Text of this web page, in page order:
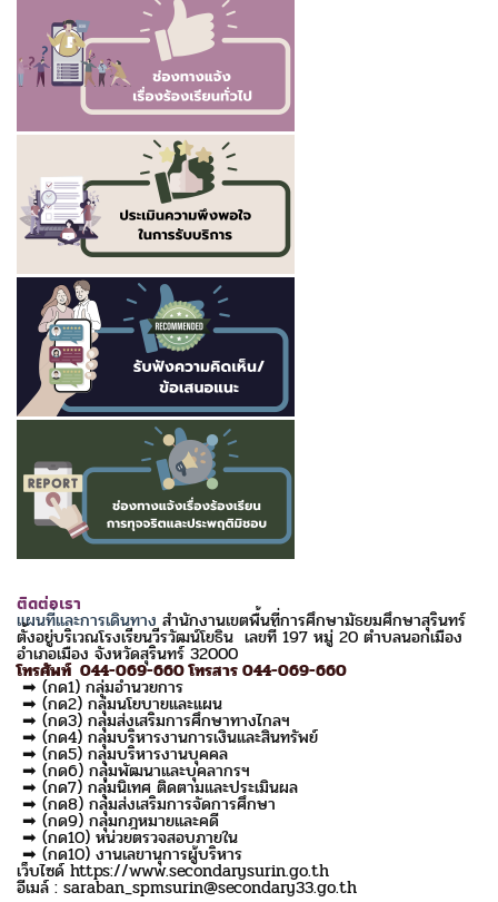
ติดต่อเรา
แผนที่และการเดินทางสำนักงานเขตพื้นที่การศึกษามัธยมศึกษาสุรินทร์
ตั้งอยู่บริเวณโรงเรียนวีรวัฒน์โยธิน เลขที่ 197 หมู่ 20 ตำบลนอกเมือง
อำเภอเมือง จังหวัดสุรินทร์ 32000
โทรศัพท์ 044-069-660 โทรสาร 044-069-660
➡ (กด1) กลุ่มอำนวยการ
➡ (กด2) กลุ่มนโยบายและแผน
➡ (กด3) กลุ่มส่งเสริมการศึกษาทางไกลฯ
➡ (กด4) กลุ่มบริหารงานการเงินและสินทรัพย์
➡ (กด5) กลุ่มบริหารงานบุคคล
➡ (กด6) กลุ่มพัฒนาและบุคลากรฯ
➡ (กด7) กลุ่มนิเทศ ติดตามและประเมินผล
➡ (กด8) กลุ่มส่งเสริมการจัดการศึกษา
➡ (กด9) กลุ่มกฎหมายและคดี
➡ (กด10) หน่วยตรวจสอบภายใน
➡ (กด10) งานเลขานุการผู้บริหาร
เว็บไซด์ https://www.secondarysurin.go.th
อีเมล์ : saraban_spmsurin@secondary33.go.th